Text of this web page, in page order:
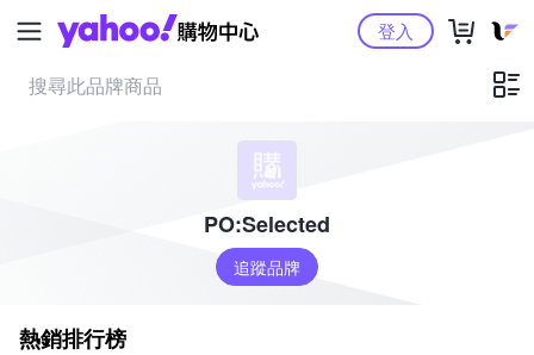
Yahoo購物中心登入
PO:Selected
追蹤品牌
熱銷排行榜